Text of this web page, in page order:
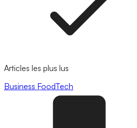
Articles les plus lus
Business FoodTech